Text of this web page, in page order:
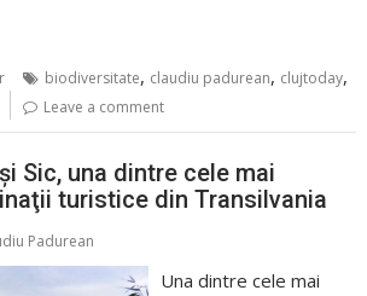
biodiversitate, claudiu padurean, clujtoday,
Leave a comment
Sic, una dintre cele mai
turistice din Transilvania
Padurean
Una dintre cele mai